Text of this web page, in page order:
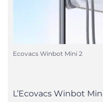
Ecovacs Winbot Mini 2
L’Ecovacs Winbot